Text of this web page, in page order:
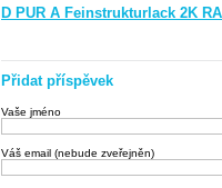
D PUR A Feinstrukturlack 2K
Přidat příspěvek
Vaše jméno
Váš email (nebude zveřejněn)